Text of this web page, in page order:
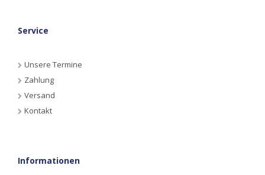
Service
Unsere Termine
Zahlung
Versand
Kontakt
Informationen